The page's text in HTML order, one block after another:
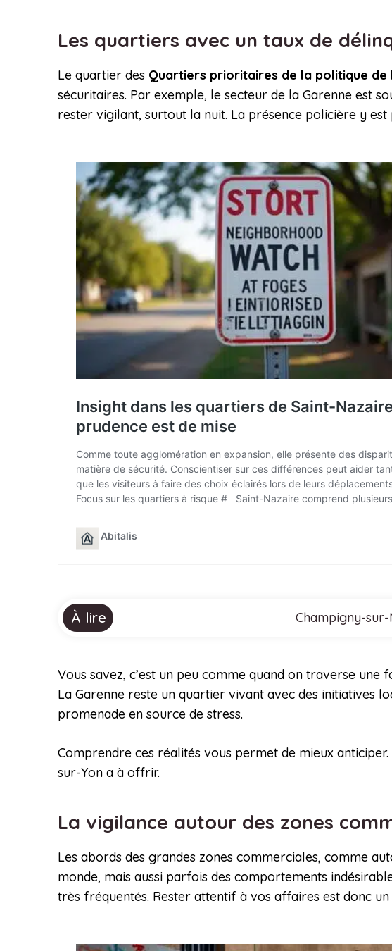
Les quartiers avec un taux de
Le quartier des Quartiers prioritaires de la politique de
sécuritaires. Par exemple, le secteur de la Garenne est
rester vigilant, surtout la nuit. La présence policière y
À lire Champigny-
Vous savez, c’est un peu comme quand on traverse une
La Garenne reste un quartier vivant avec des initiatives
promenade en source de stress.
Comprendre ces réalités vous permet de mieux
sur-Yon a à offrir.
La vigilance autour des zones
Les abords des grandes zones commerciales, comme
monde, mais aussi parfois des comportements
très fréquentés. Rester attentif à vos affaires est donc